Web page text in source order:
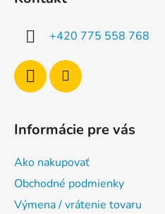
+420 775 558 768
Informácie pre vás
Ako nakupovať
Obchodné podmienky
Výmena / vrátenie tovaru